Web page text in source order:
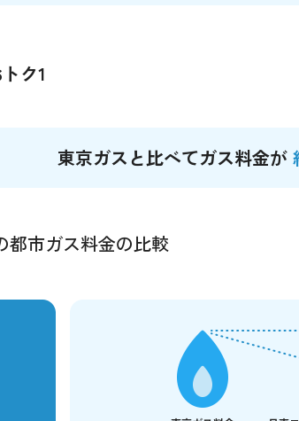
ク1
東京ガスと比べてガス料金が
都市ガス料金の比較